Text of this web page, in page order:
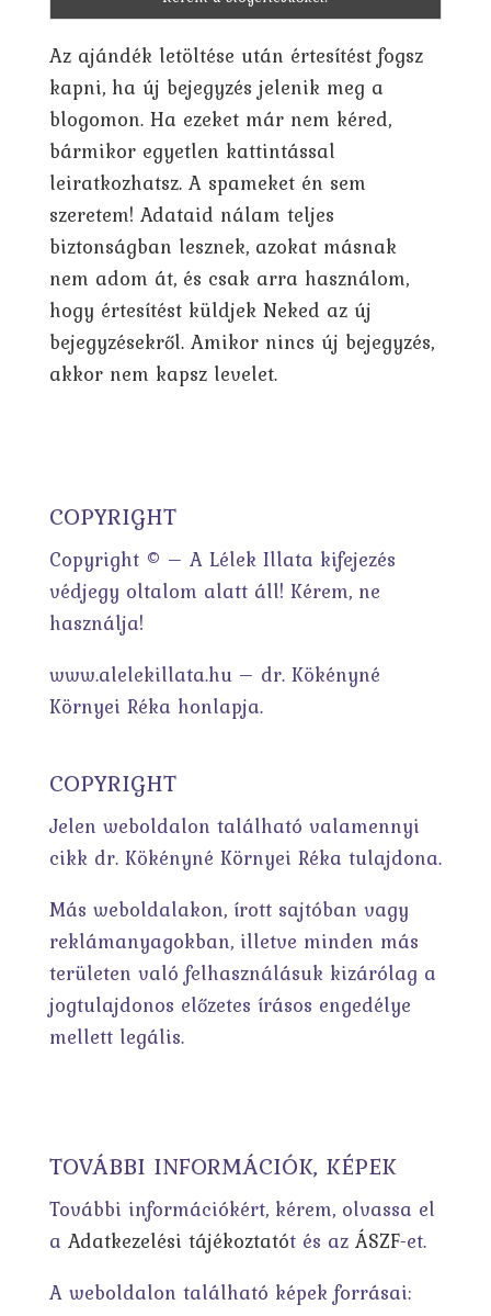
Az ajándék letöltése után értesítést fogsz
kapni, ha új bejegyzés jelenik meg a
blogomon. Ha ezeket már nem kéred,
bármikor egyetlen kattintással
leiratkozhatsz. A spameket én sem
szeretem! Adataid nálam teljes
biztonságban lesznek, azokat másnak
nem adom át, és csak arra használom,
hogy értesítést küldjek Neked az új
bejegyzésekről. Amikor nincs új bejegyzés,
akkor nem kapsz levelet.
COPYRIGHT
Copyright © – A Lélek Illata kifejezés
védjegy oltalom alatt áll! Kérem, ne
használja!
www.alelekillata.hu – dr. Kökényné
Környei Réka honlapja.
COPYRIGHT
Jelen weboldalon található valamennyi
cikk dr. Kökényné Környei Réka tulajdona.
Más weboldalakon, írott sajtóban vagy
reklámanyagokban, illetve minden más
területen való felhasználásuk kizárólag a
jogtulajdonos előzetes írásos engedélye
mellett legális.
TOVÁBBI INFORMÁCIÓK, KÉPEK
További információkért, kérem, olvassa el
a Adatkezelési tájékoztatót és az ÁSZF-et.
A weboldalon található képek forrásai: